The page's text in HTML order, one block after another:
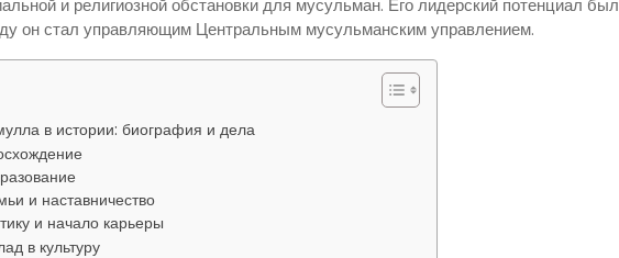
и религиозной обстановки для мусульман. Его лидерский потенциал был
он стал управляющим Центральным мусульманским управлением.
в истории: биография и дела
и наставничество
и начало карьеры
в культуру